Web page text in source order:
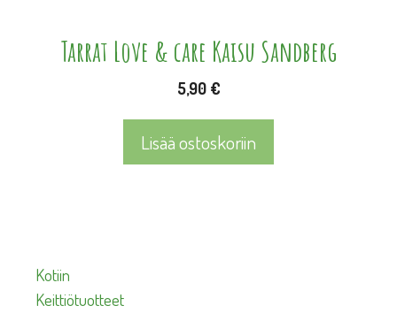
Tarrat Love & care Kaisu Sandberg
5,90 €
Lisää ostoskoriin
Kotiin
Keittiötuotteet